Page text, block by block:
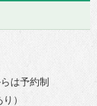
は予約制
）